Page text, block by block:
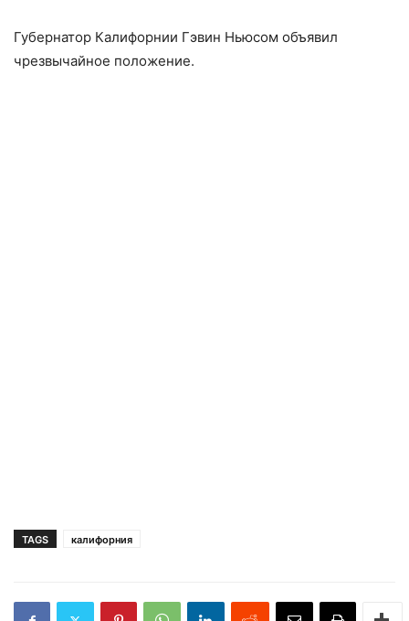
Губернатор Калифорнии Гэвин Ньюсом объявил
чрезвычайное положение.
TAGS калифорния